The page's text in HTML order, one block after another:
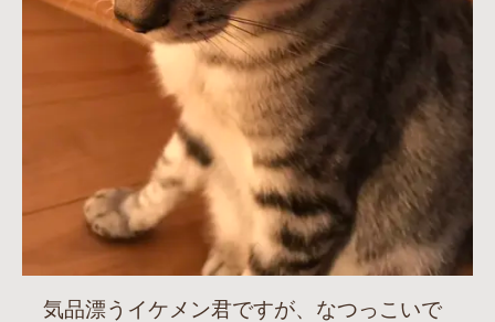
気品漂うイケメン君ですが、なつっこいで